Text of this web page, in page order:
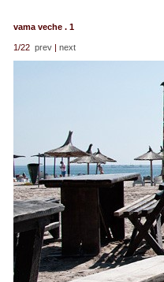
vama veche . 1
1/22 prev | next